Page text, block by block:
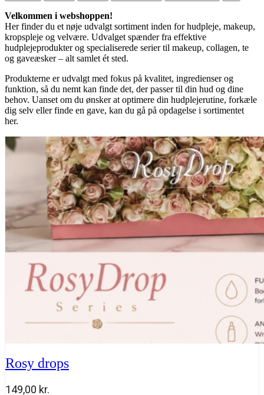
Velkommen i webshoppen!
Her finder du et nøje udvalgt sortiment inden for hudpleje, makeup,
kropspleje og velvære. Udvalget spænder fra effektive
hudplejeprodukter og specialiserede serier til makeup, collagen, te
og gaveæsker – alt samlet ét sted.
Produkterne er udvalgt med fokus på kvalitet, ingredienser og
funktion, så du nemt kan finde det, der passer til din hud og dine
behov. Uanset om du ønsker at optimere din hudplejerutine, forkæle
dig selv eller finde en gave, kan du gå på opdagelse i sortimentet
her.
Rosy drops
149,00 kr.